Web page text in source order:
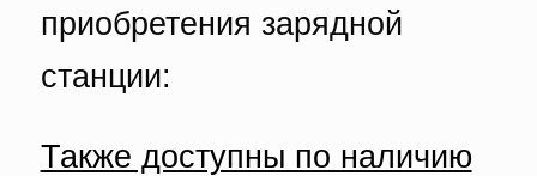
приобретения зарядной
станции:
Также доступны по наличию